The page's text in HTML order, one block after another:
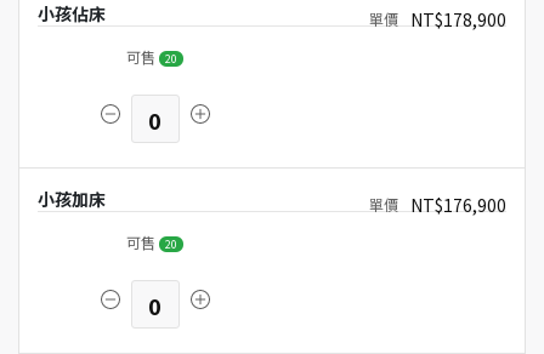
小孩佔床 NT$178,900
可售 20
0
小孩加床 NT$176,900
可售 20
0